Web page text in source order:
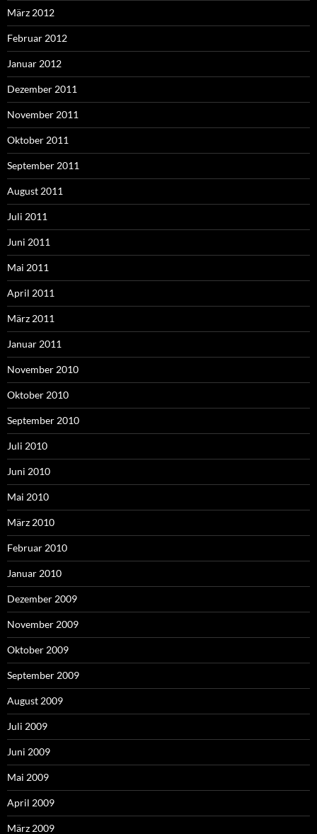
März 2012
Februar 2012
Januar 2012
Dezember 2011
November 2011
Oktober 2011
September 2011
August 2011
Juli 2011
Juni 2011
Mai 2011
April 2011
März 2011
Januar 2011
November 2010
Oktober 2010
September 2010
Juli 2010
Juni 2010
Mai 2010
März 2010
Februar 2010
Januar 2010
Dezember 2009
November 2009
Oktober 2009
September 2009
August 2009
Juli 2009
Juni 2009
Mai 2009
April 2009
März 2009